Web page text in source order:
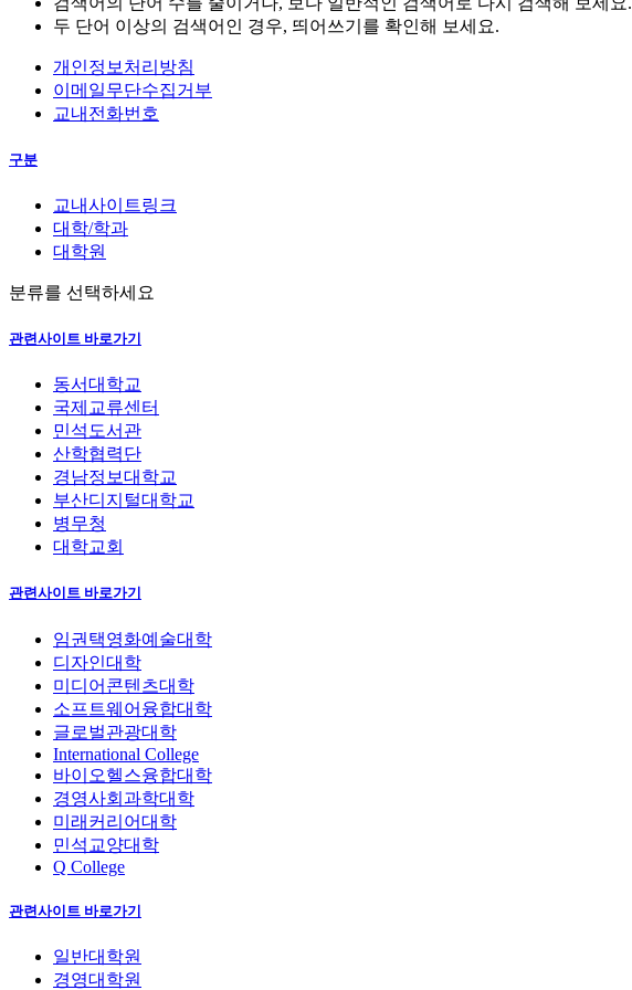
두 단어 이상의 검색어인 경우, 띄어쓰기를 확인해 보세요.
개인정보처리방침
이메일무단수집거부
교내전화번호
구분
교내사이트링크
대학/학과
대학원
분류를 선택하세요
관련사이트 바로가기
동서대학교
국제교류센터
민석도서관
산학협력단
경남정보대학교
부산디지털대학교
병무청
대학교회
관련사이트 바로가기
임권택영화예술대학
디자인대학
미디어콘텐츠대학
소프트웨어융합대학
글로벌관광대학
International College
바이오헬스융합대학
경영사회과학대학
미래커리어대학
민석교양대학
Q College
관련사이트 바로가기
일반대학원
경영대학원